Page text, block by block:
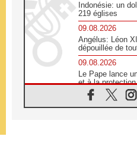
Indonésie: un
219 églises
09.08.2026
Angélus: Léon
dépouillée de
09.08.2026
Le Pape lance
et à la
09.08.2026
Déclaration